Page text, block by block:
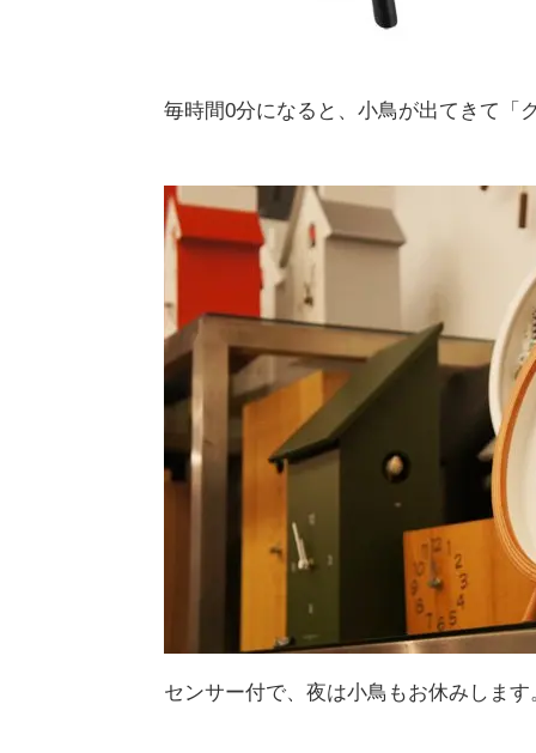
毎時間0分になると、小鳥が出てきて「
センサー付で、夜は小鳥もお休みします